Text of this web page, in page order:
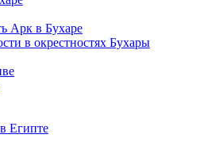
Арк в Бухаре
в окрестностях Бухары
Египте